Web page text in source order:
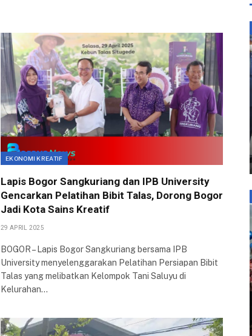
EKONOMI KREATIF
Lapis Bogor Sangkuriang dan IPB University
Gencarkan Pelatihan Bibit Talas, Dorong Bogor
Jadi Kota Sains Kreatif
29 APRIL 2025
BOGOR – Lapis Bogor Sangkuriang bersama IPB
University menyelenggarakan Pelatihan Persiapan Bibit
Talas yang melibatkan Kelompok Tani Saluyu di
Kelurahan…